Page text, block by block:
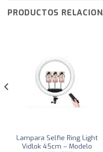
PRODUCTOS
Lampara Selfie Ring Light
Vidlok 45cm – Modelo